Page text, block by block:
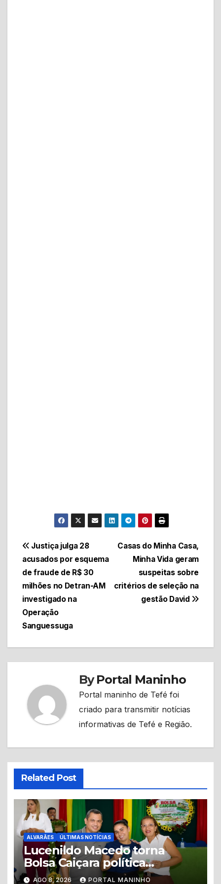
Navegação
de
Post
Casas do Minha Casa,
Minha Vida geram
suspeitas sobre
critérios de seleção na
gestão David
Justiça julga 28
acusados por esquema
de fraude de R$ 30
milhões no Detran-AM
investigado na
Operação
Sanguessuga
ByPortal Maninho
Portal maninho de Tefé foi
criado para transmitir notícias
informativas de Tefé e Região.
Related Post
ALVARÃES ÚLTIMAS NOTÍCIAS
Lucenildo Macedo torna
Bolsa Caiçara política
permanente e mais de 200
AGO 8, 2026 PORTAL MANINHO